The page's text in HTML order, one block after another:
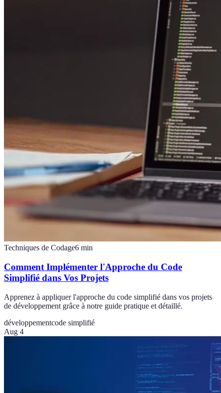
Techniques de Codage6 min
Comment Implémenter l'Approche du Code
Simplifié dans Vos Projets
Apprenez à appliquer l'approche du code simplifié dans vos projets
de développement grâce à notre guide pratique et détaillé.
développementcode simplifié
Aug 4